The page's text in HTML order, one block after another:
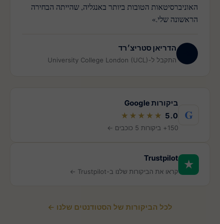
האוניברסיטאות הטובות ביותר באנגליה, שהייתה הבחירה
הראשונה שלי.»
HS
הדריאן סטריצ׳רד
התקבל ל-University College London (UCL)
ביקורות Google
★★★★★5.0
Trustpilot
קראו את הביקורות שלנו ב-Trustpilot ←
לכל הביקורות של הסטודנטים שלנו ←